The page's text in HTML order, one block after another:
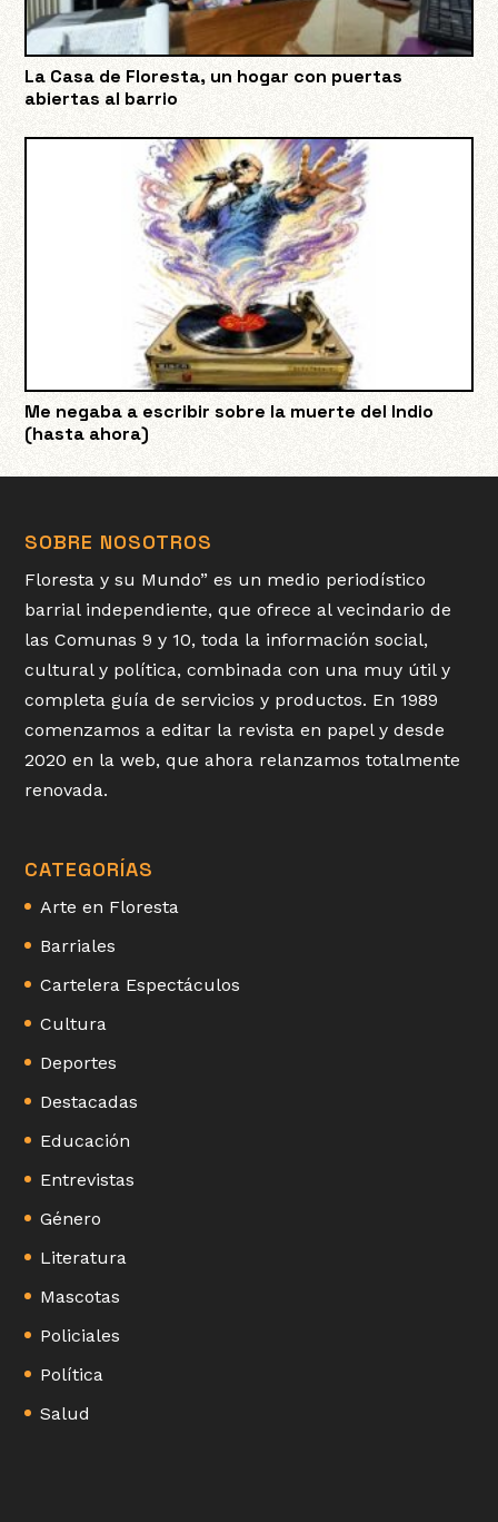
La Casa de Floresta, un hogar con puertas
abiertas al barrio
Me negaba a escribir sobre la muerte del Indio
(hasta ahora)
SOBRE NOSOTROS
Floresta y su Mundo” es un medio periodístico
barrial independiente, que ofrece al vecindario de
las Comunas 9 y 10, toda la información social,
cultural y política, combinada con una muy útil y
completa guía de servicios y productos. En 1989
comenzamos a editar la revista en papel y desde
2020 en la web, que ahora relanzamos totalmente
renovada.
CATEGORÍAS
Arte en Floresta
Barriales
Cartelera Espectáculos
Cultura
Deportes
Destacadas
Educación
Entrevistas
Género
Literatura
Mascotas
Policiales
Política
Salud